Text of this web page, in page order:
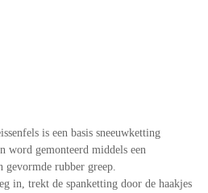
is een basis sneeuwketting
word gemonteerd middels een
gevormde rubber greep.
in, trekt de spanketting door de haakjes